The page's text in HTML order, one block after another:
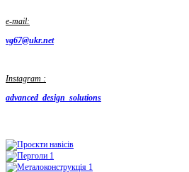
e-mail:
vg67@ukr.net
Instagram :
advanced_design_solutions